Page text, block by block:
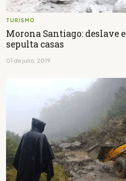
TURISMO
Morona Santiago: deslave
sepulta casas
01 de julio, 2019